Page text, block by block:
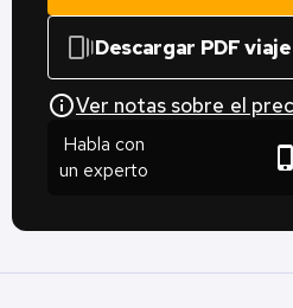
web_storiesDescargar PDF viaje
infoVer notas sobre el
Habla con
un experto
phone_iphone